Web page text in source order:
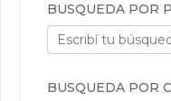
BÚSQUEDA POR
BÚSQUEDA POR